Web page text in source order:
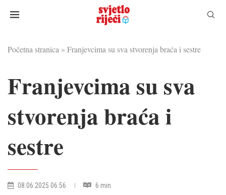
Početna stranica » Franjevcima su sva stvorenja braća i sestre
Franjevcima su sva
stvorenja braća i
sestre
08.06.2025 06:56 6 min